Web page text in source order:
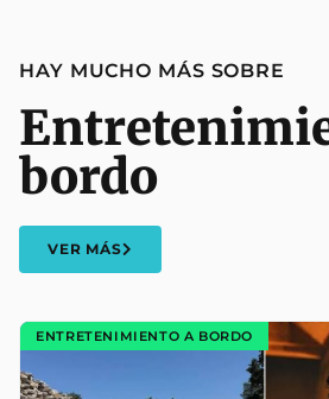
HAY MUCHO MÁS SOBRE
bordo
VER MÁS
ENTRETENIMIENTO A BORDO